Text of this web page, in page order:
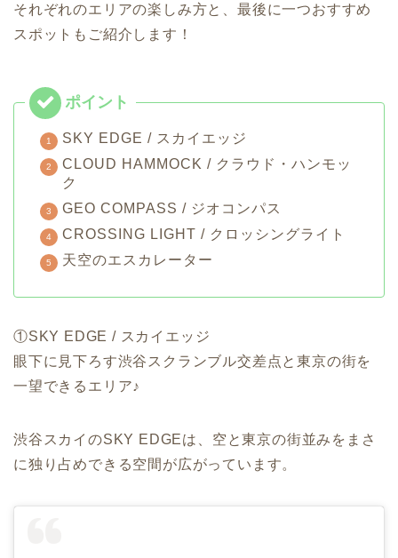
それぞれのエリアの楽しみ方と、最後に一つおすすめ
スポットもご紹介します！
SKY EDGE / スカイエッジ
CLOUD HAMMOCK / クラウド・ハンモッ
ク
GEO COMPASS / ジオコンパス
CROSSING LIGHT / クロッシングライト
天空のエスカレーター
①SKY EDGE / スカイエッジ
眼下に見下ろす渋谷スクランブル交差点と東京の街を
一望できるエリア♪
渋谷スカイのSKY EDGEは、空と東京の街並みをまさ
に独り占めできる空間が広がっています。